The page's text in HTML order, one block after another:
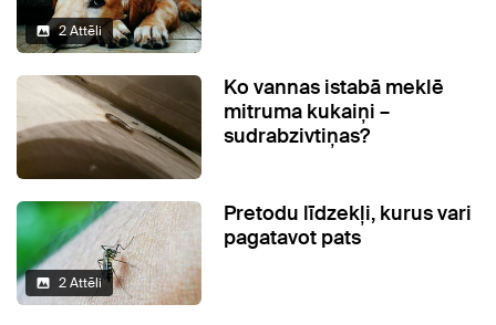
2 Attēli
Ko vannas istabā meklē
mitruma kukaiņi –
sudrabzivtiņas?
2 Attēli
Pretodu līdzekļi, kurus vari
pagatavot pats